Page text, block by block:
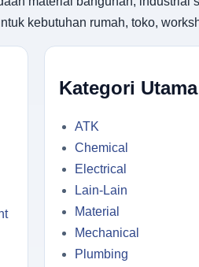
kebutuhan rumah, toko,
Kategori Utama
ATK
Chemical
Electrical
Lain-Lain
Material
Mechanical
Plumbing